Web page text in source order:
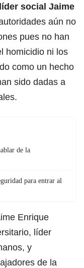
social Jaime
aún no
pues no han
homicidio ni los
como un hecho
sido dadas a
de la
para entrar al
Enrique
líder
y
de la